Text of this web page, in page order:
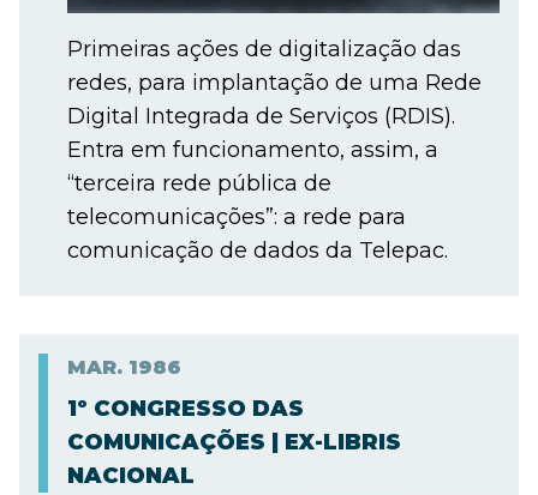
Primeiras ações de digitalização das
redes, para implantação de uma Rede
Digital Integrada de Serviços (RDIS).
Entra em funcionamento, assim, a
“terceira rede pública de
telecomunicações”: a rede para
comunicação de dados da Telepac.
MAR. 1986
1º CONGRESSO DAS
COMUNICAÇÕES | EX-LIBRIS
NACIONAL